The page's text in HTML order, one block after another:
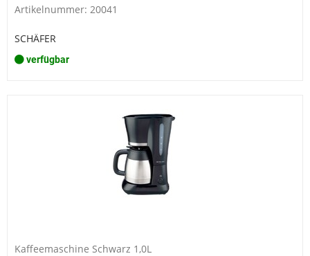
Artikelnummer: 20041
SCHÄFER
verfügbar
Kaffeemaschine Schwarz 1,0L